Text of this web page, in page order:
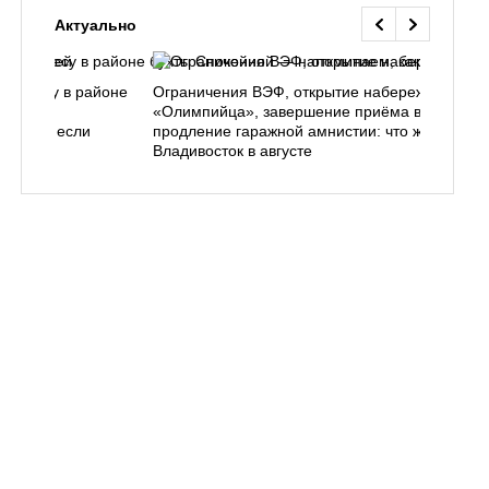
Актуально
в лесу в районе
если
Ограничения ВЭФ, открытие набережной у
«Олимпийца», завершение приёма в вузы,
продление гаражной амнистии: что ждёт
Владивосток в августе